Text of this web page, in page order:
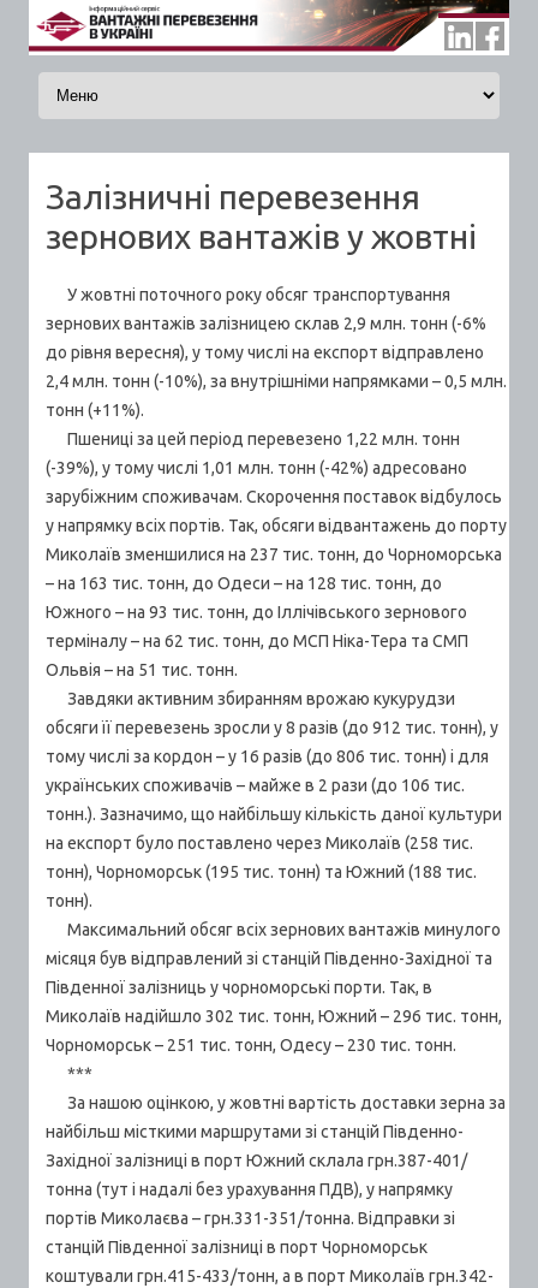
Skip to content
Залізничні перевезення
зернових вантажів у жовтні
У жовтні поточного року обсяг транспортування
зернових вантажів залізницею склав 2,9 млн. тонн (-6%
до рівня вересня), у тому числі на експорт відправлено
2,4 млн. тонн (-10%), за внутрішніми напрямками – 0,5 млн.
тонн (+11%).
Пшениці за цей період перевезено 1,22 млн. тонн
(-39%), у тому числі 1,01 млн. тонн (-42%) адресовано
зарубіжним споживачам. Скорочення поставок відбулось
у напрямку всіх портів. Так, обсяги відвантажень до порту
Миколаїв зменшилися на 237 тис. тонн, до Чорноморська
– на 163 тис. тонн, до Одеси – на 128 тис. тонн, до
Южного – на 93 тис. тонн, до Іллічівського зернового
терміналу – на 62 тис. тонн, до МСП Ніка-Тера та СМП
Ольвія – на 51 тис. тонн.
Завдяки активним збиранням врожаю кукурудзи
обсяги її перевезень зросли у 8 разів (до 912 тис. тонн), у
тому числі за кордон – у 16 разів (до 806 тис. тонн) і для
українських споживачів – майже в 2 рази (до 106 тис.
тонн.). Зазначимо, що найбільшу кількість даної культури
на експорт було поставлено через Миколаїв (258 тис.
тонн), Чорноморськ (195 тис. тонн) та Южний (188 тис.
тонн).
Максимальний обсяг всіх зернових вантажів минулого
місяця був відправлений зі станцій Південно-Західної та
Південної залізниць у чорноморські порти. Так, в
Миколаїв надійшло 302 тис. тонн, Южний – 296 тис. тонн,
Чорноморськ – 251 тис. тонн, Одесу – 230 тис. тонн.
***
За нашою оцінкою, у жовтні вартість доставки зерна за
найбільш місткими маршрутами зі станцій Південно-
Західної залізниці в порт Южний склала грн.387-401/
тонна (тут і надалі без урахування ПДВ), у напрямку
портів Миколаєва – грн.331-351/тонна. Відправки зі
станцій Південної залізниці в порт Чорноморськ
коштували грн.415-433/тонн, а в порт Миколаїв грн.342-